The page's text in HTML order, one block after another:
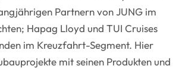
Partnern von JUNG im
Hapag Lloyd und TUI Cruises
im Kreuzfahrt-Segment. Hier
mit seinen Produkten und